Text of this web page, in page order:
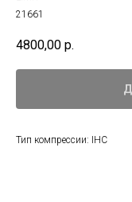
21661
4800,00 р.
Тип компрессии: IHC